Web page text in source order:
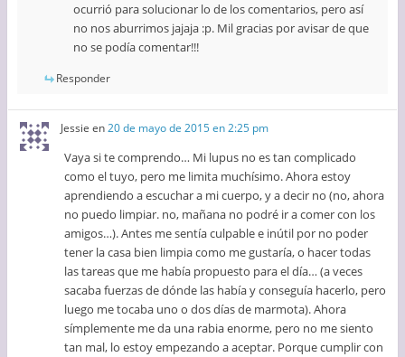
ocurrió para solucionar lo de los comentarios, pero así
no nos aburrimos jajaja :p. Mil gracias por avisar de que
no se podía comentar!!!
Responder
Jessie en20 de mayo de 2015 en 2:25 pm
Vaya si te comprendo… Mi lupus no es tan complicado
como el tuyo, pero me limita muchísimo. Ahora estoy
aprendiendo a escuchar a mi cuerpo, y a decir no (no, ahora
no puedo limpiar. no, mañana no podré ir a comer con los
amigos…). Antes me sentía culpable e inútil por no poder
tener la casa bien limpia como me gustaría, o hacer todas
las tareas que me había propuesto para el día… (a veces
sacaba fuerzas de dónde las había y conseguía hacerlo, pero
luego me tocaba uno o dos días de marmota). Ahora
símplemente me da una rabia enorme, pero no me siento
tan mal, lo estoy empezando a aceptar. Porque cumplir con